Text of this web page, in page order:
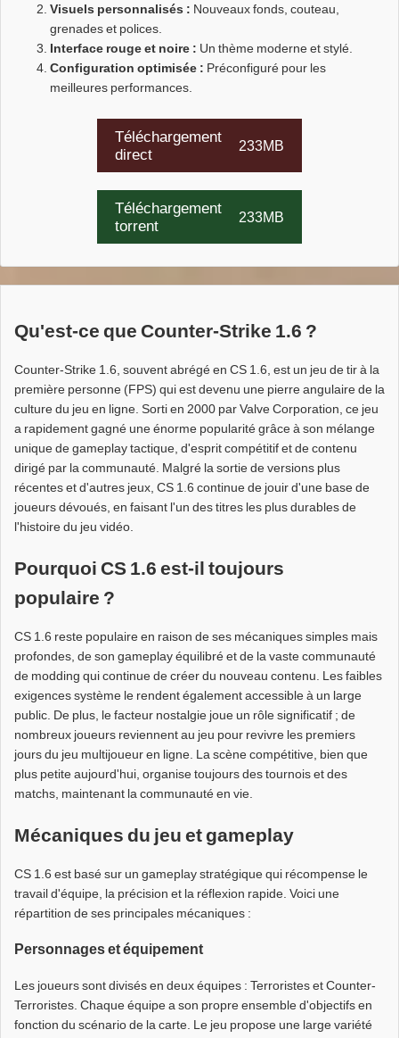
Visuels personnalisés : Nouveaux fonds, couteau,
grenades et polices.
Interface rouge et noire : Un thème moderne et stylé.
Configuration optimisée : Préconfiguré pour les
meilleures performances.
Téléchargement
direct
233MB
Téléchargement
torrent
233MB
Qu'est-ce que Counter-Strike 1.6 ?
Counter-Strike 1.6, souvent abrégé en CS 1.6, est un jeu de tir à la
première personne (FPS) qui est devenu une pierre angulaire de la
culture du jeu en ligne. Sorti en 2000 par Valve Corporation, ce jeu
a rapidement gagné une énorme popularité grâce à son mélange
unique de gameplay tactique, d'esprit compétitif et de contenu
dirigé par la communauté. Malgré la sortie de versions plus
récentes et d'autres jeux, CS 1.6 continue de jouir d'une base de
joueurs dévoués, en faisant l'un des titres les plus durables de
l'histoire du jeu vidéo.
Pourquoi CS 1.6 est-il toujours
populaire ?
CS 1.6 reste populaire en raison de ses mécaniques simples mais
profondes, de son gameplay équilibré et de la vaste communauté
de modding qui continue de créer du nouveau contenu. Les faibles
exigences système le rendent également accessible à un large
public. De plus, le facteur nostalgie joue un rôle significatif ; de
nombreux joueurs reviennent au jeu pour revivre les premiers
jours du jeu multijoueur en ligne. La scène compétitive, bien que
plus petite aujourd'hui, organise toujours des tournois et des
matchs, maintenant la communauté en vie.
Mécaniques du jeu et gameplay
CS 1.6 est basé sur un gameplay stratégique qui récompense le
travail d'équipe, la précision et la réflexion rapide. Voici une
répartition de ses principales mécaniques :
Personnages et équipement
Les joueurs sont divisés en deux équipes : Terroristes et Counter-
Terroristes. Chaque équipe a son propre ensemble d'objectifs en
fonction du scénario de la carte. Le jeu propose une large variété